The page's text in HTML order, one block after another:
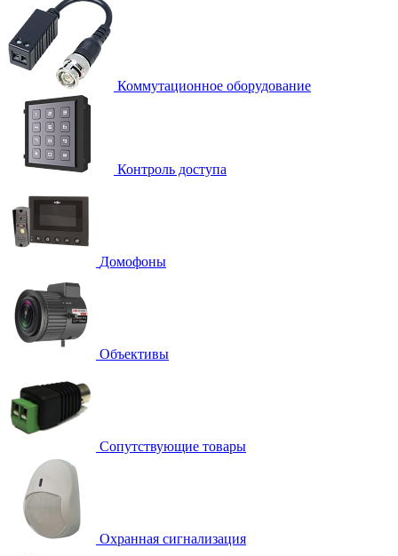
Коммутационное оборудование
Контроль доступа
Домофоны
Объективы
Сопутствующие товары
Охранная сигнализация